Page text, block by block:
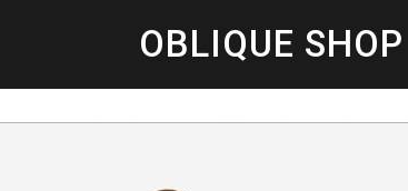
OBLIQUE SHOP